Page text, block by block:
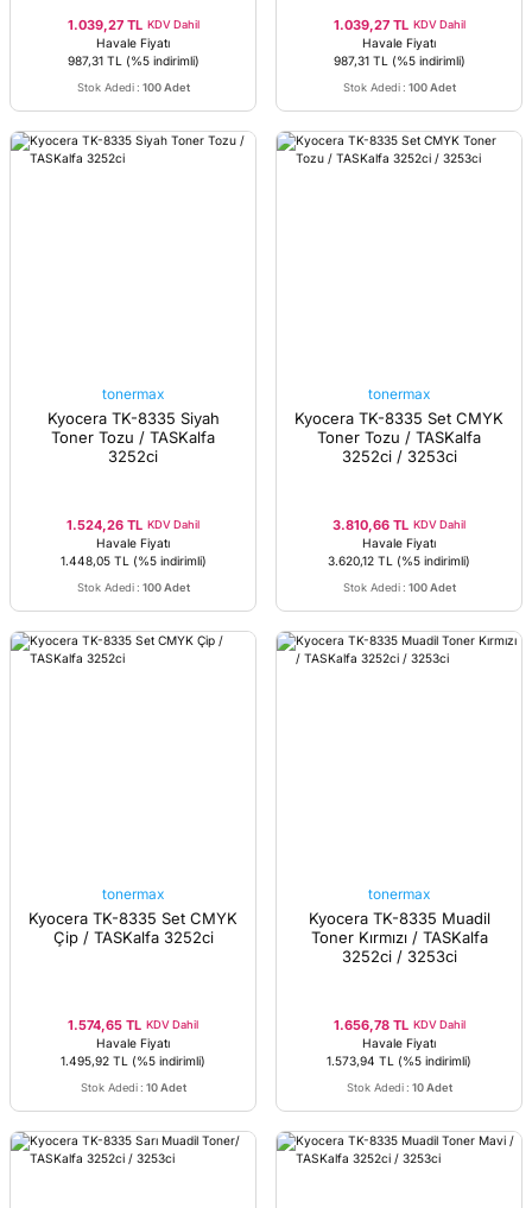
1.039,27 TL KDV Dahil
Havale Fiyatı
987,31 TL
(%5 indirimli)
Stok Adedi : 100 Adet
1.039,27 TL KDV Dahil
Havale Fiyatı
987,31 TL
(%5 indirimli)
Stok Adedi : 100 Adet
tonermax
Kyocera TK-8335 Siyah
Toner Tozu / TASKalfa
3252ci
1.524,26 TL KDV Dahil
Havale Fiyatı
1.448,05 TL
(%5 indirimli)
Stok Adedi : 100 Adet
tonermax
Kyocera TK-8335 Set CMYK
Toner Tozu / TASKalfa
3252ci / 3253ci
3.810,66 TL KDV Dahil
Havale Fiyatı
3.620,12 TL (%5 indirimli)
Stok Adedi : 100 Adet
tonermax
Kyocera TK-8335 Set CMYK
Çip / TASKalfa 3252ci
1.574,65 TL KDV Dahil
Havale Fiyatı
1.495,92 TL (%5 indirimli)
Stok Adedi : 10 Adet
tonermax
Kyocera TK-8335 Muadil
Toner Kırmızı / TASKalfa
3252ci / 3253ci
1.656,78 TL KDV Dahil
Havale Fiyatı
1.573,94 TL (%5 indirimli)
Stok Adedi : 10 Adet